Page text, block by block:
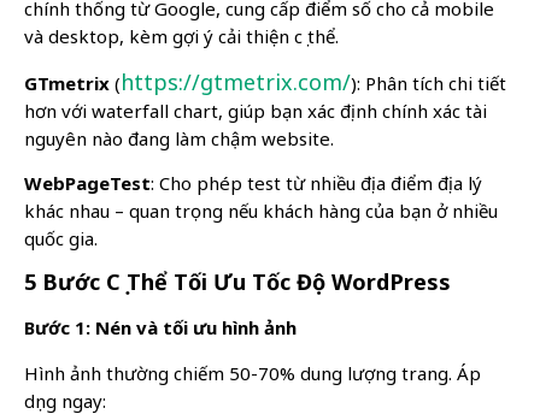
chính thống từ Google, cung cấp điểm số cho cả mobile
và desktop, kèm gợi ý cải thiện cụ thể.
GTmetrix (https://gtmetrix.com/): Phân tích chi tiết
hơn với waterfall chart, giúp bạn xác định chính xác tài
nguyên nào đang làm chậm website.
WebPageTest: Cho phép test từ nhiều địa điểm địa lý
khác nhau – quan trọng nếu khách hàng của bạn ở nhiều
quốc gia.
5 Bước Cụ Thể Tối Ưu Tốc Độ WordPress
Bước 1: Nén và tối ưu hình ảnh
Hình ảnh thường chiếm 50-70% dung lượng trang. Áp
dụng ngay: